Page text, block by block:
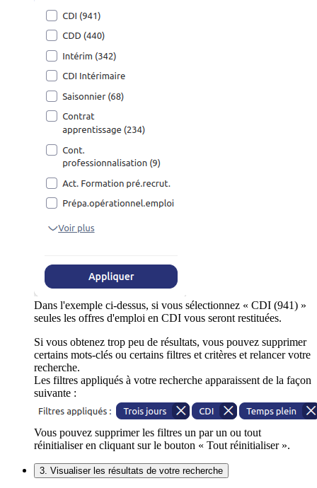
Dans l'exemple ci-dessus, si vous sélectionnez « CDI (941) »
seules les offres d'emploi en CDI vous seront restituées.
Si vous obtenez trop peu de résultats, vous pouvez supprimer
certains mots-clés ou certains filtres et critères et relancer votre
recherche.
Les filtres appliqués à votre recherche apparaissent de la façon
suivante :
Vous pouvez supprimer les filtres un par un ou tout
réinitialiser en cliquant sur le bouton « Tout réinitialiser ».
3. Visualiser les résultats de votre recherche